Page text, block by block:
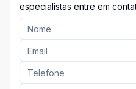
especialistas entre em